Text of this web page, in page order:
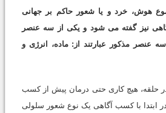
هوش، خرد و یا شعور حاکم بر جهانی
نیز گفته می شود و یکی از سه عنصر
مذکور عبارتند از: ماده، انرژی و
حلقه، هیچ کاری حتی درمان پیش از کسب
ابتدا با کسب آگاهی یک نوع شعور سلولی